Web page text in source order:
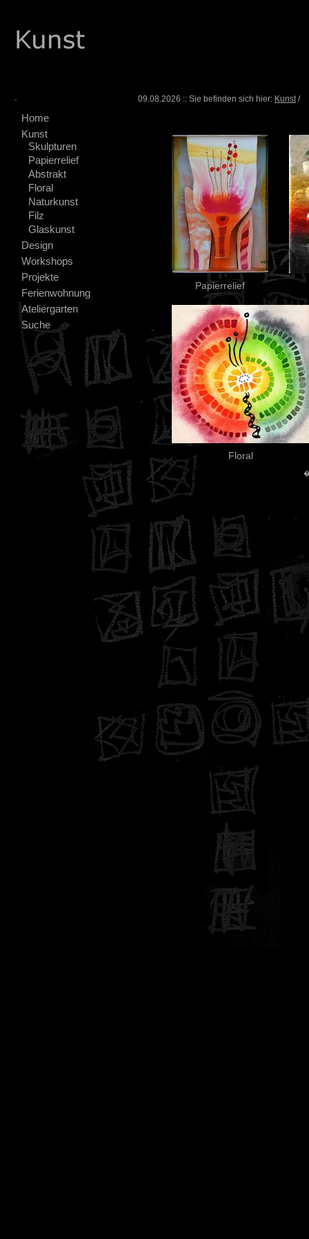
Home
Kunst
Skulpturen
Papierrelief
Abstrakt
Floral
Naturkunst
Filz
Glaskunst
Design
Workshops
Projekte
Ferienwohnung
Ateliergarten
Suche
09.08.2026 :: Sie befinden sich hier: Kunst/
Papierrelief
Floral
�